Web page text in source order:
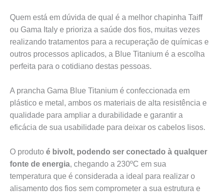
Quem está em dúvida de qual é a melhor chapinha Taiff
ou Gama Italy e prioriza a saúde dos fios, muitas vezes
realizando tratamentos para a recuperação de químicas e
outros processos aplicados, a Blue Titanium é a escolha
perfeita para o cotidiano destas pessoas.
A prancha Gama Blue Titanium é confeccionada em
plástico e metal, ambos os materiais de alta resistência e
qualidade para ampliar a durabilidade e garantir a
eficácia de sua usabilidade para deixar os cabelos lisos.
O produto é bivolt, podendo ser conectado à qualquer
fonte de energia, chegando a 230ºC em sua
temperatura que é considerada a ideal para realizar o
alisamento dos fios sem comprometer a sua estrutura e